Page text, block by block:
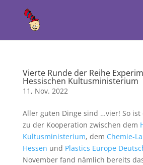
Vierte Runde der Reihe
Hessischen Kultusministerium
11, Nov. 2022
Aller guten Dinge sind …vier! So ist
zu der Kooperation zwischen dem
Kultusministerium, dem Chemie-
Hessen und Plastics Europe
November fand nämlich bereits